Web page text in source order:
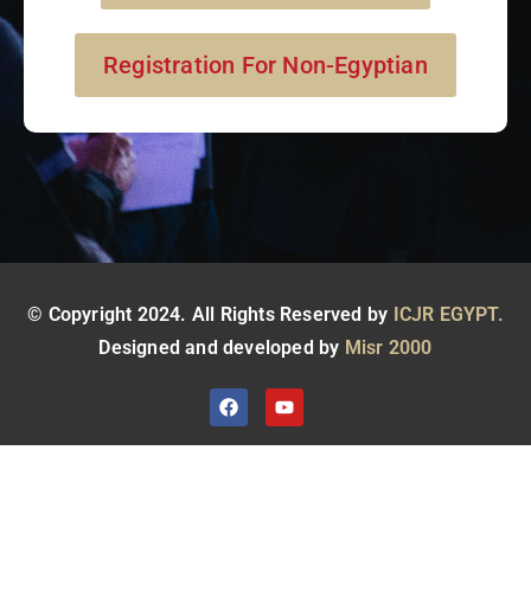
Registration For Non-Egyptian
© Copyright 2024. All Rights Reserved by ICJR EGYPT.
Designed and developed by Misr 2000